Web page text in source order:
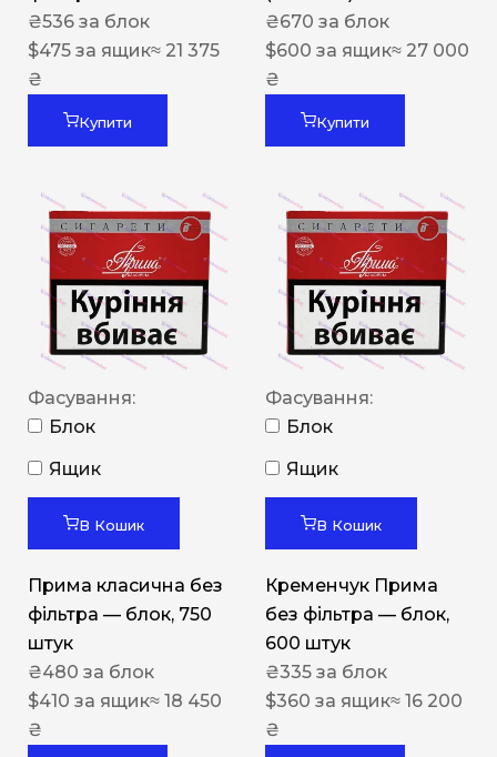
₴536 за блок
$475 за ящик≈ 21 375
₴
Купити
₴670 за блок
$600 за ящик≈ 27 000
₴
Купити
Фасування:
Блок
Ящик
В Кошик
Прима класична без
фільтра — блок, 750
штук
₴480 за блок
$410 за ящик≈ 18 450
₴
Фасування:
Блок
Ящик
В Кошик
Кременчук Прима
без фільтра — блок,
600 штук
₴335 за блок
$360 за ящик≈ 16 200
₴